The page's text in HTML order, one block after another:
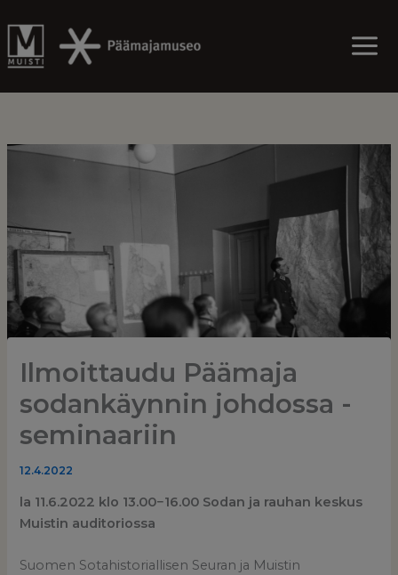
to
content
Ilmoittaudu Päämaja
sodankäynnin johdossa -
seminaariin
12.4.2022
la 11.6.2022 klo 13.00−16.00 Sodan ja rauhan keskus
Muistin auditoriossa
Suomen Sotahistoriallisen Seuran ja Muistin